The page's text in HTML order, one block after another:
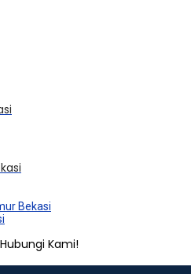
Bekasi
Kami!